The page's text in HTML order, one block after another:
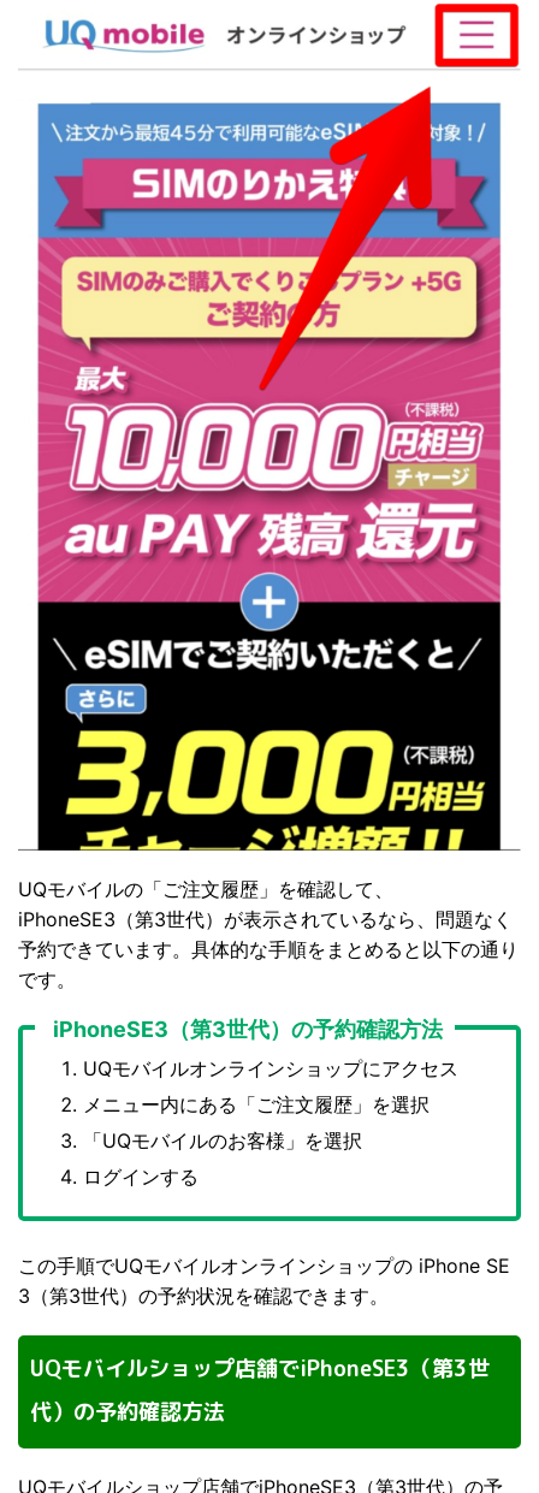
UQモバイルの「ご注文履歴」を確認して、
iPhoneSE3（第3世代）が表示されているなら、問題なく
予約できています。具体的な手順をまとめると以下の通り
です。
iPhoneSE3（第3世代）の予約確認方法
UQモバイルオンラインショップにアクセス
メニュー内にある「ご注文履歴」を選択
「UQモバイルのお客様」を選択
ログインする
この手順でUQモバイルオンラインショップの iPhone SE
3（第3世代）の予約状況を確認できます。
UQモバイルショップ店舗でiPhoneSE3（第3世
代）の予約確認方法
UQモバイルショップ店舗でiPhoneSE3（第3世代）の予